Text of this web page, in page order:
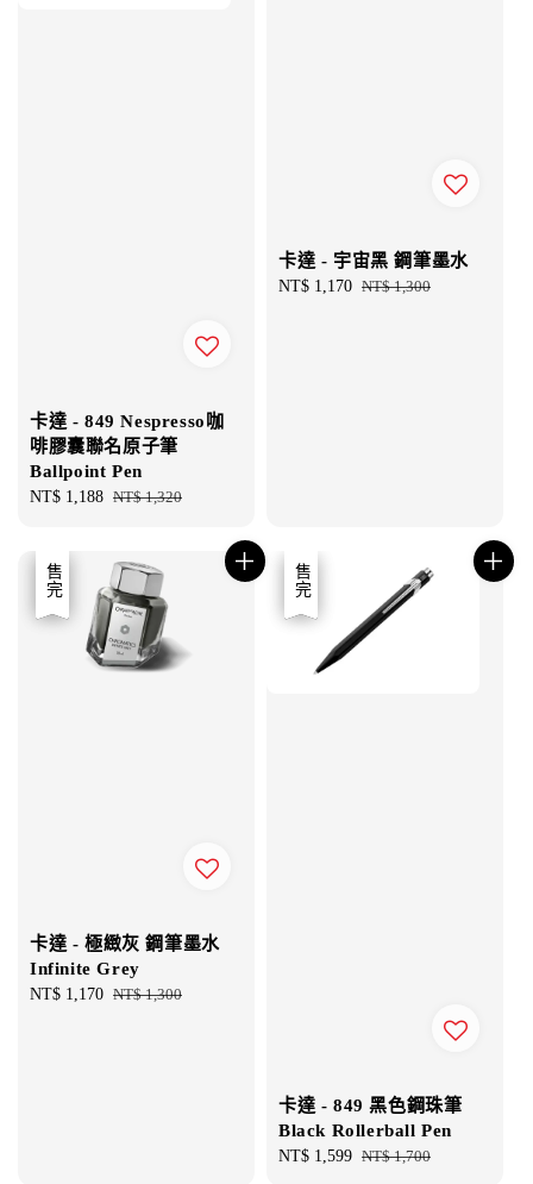
卡達 - 849 Nespresso咖
啡膠囊聯名原子筆
Ballpoint Pen
Sale
NT$ 1,188 Regular
NT$ 1,320
卡達 - 宇宙黑 鋼筆墨水
Sale
NT$ 1,170 Regular
NT$ 1,300
優惠
售完
卡達 - 極緻灰 鋼筆墨水
Infinite Grey
Sale
NT$ 1,170 Regular
NT$ 1,300
優惠
售完
卡達 - 849 黑色鋼珠筆
Black Rollerball Pen
Sale
NT$ 1,599 Regular
NT$ 1,700